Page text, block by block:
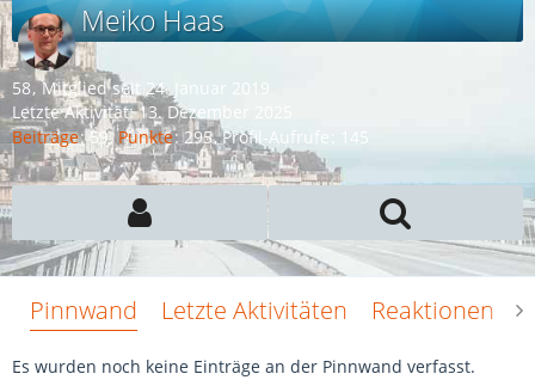
Meiko Haas
58 Mitglied seit 24. Januar 2019
Letzte Aktivität:13. Dezember 2025
Beiträge 59 Punkte 295 Profil-Aufrufe 145
Pinnwand Letzte Aktivitäten Reaktionen
Es wurden noch keine Einträge an der Pinnwand verfasst.